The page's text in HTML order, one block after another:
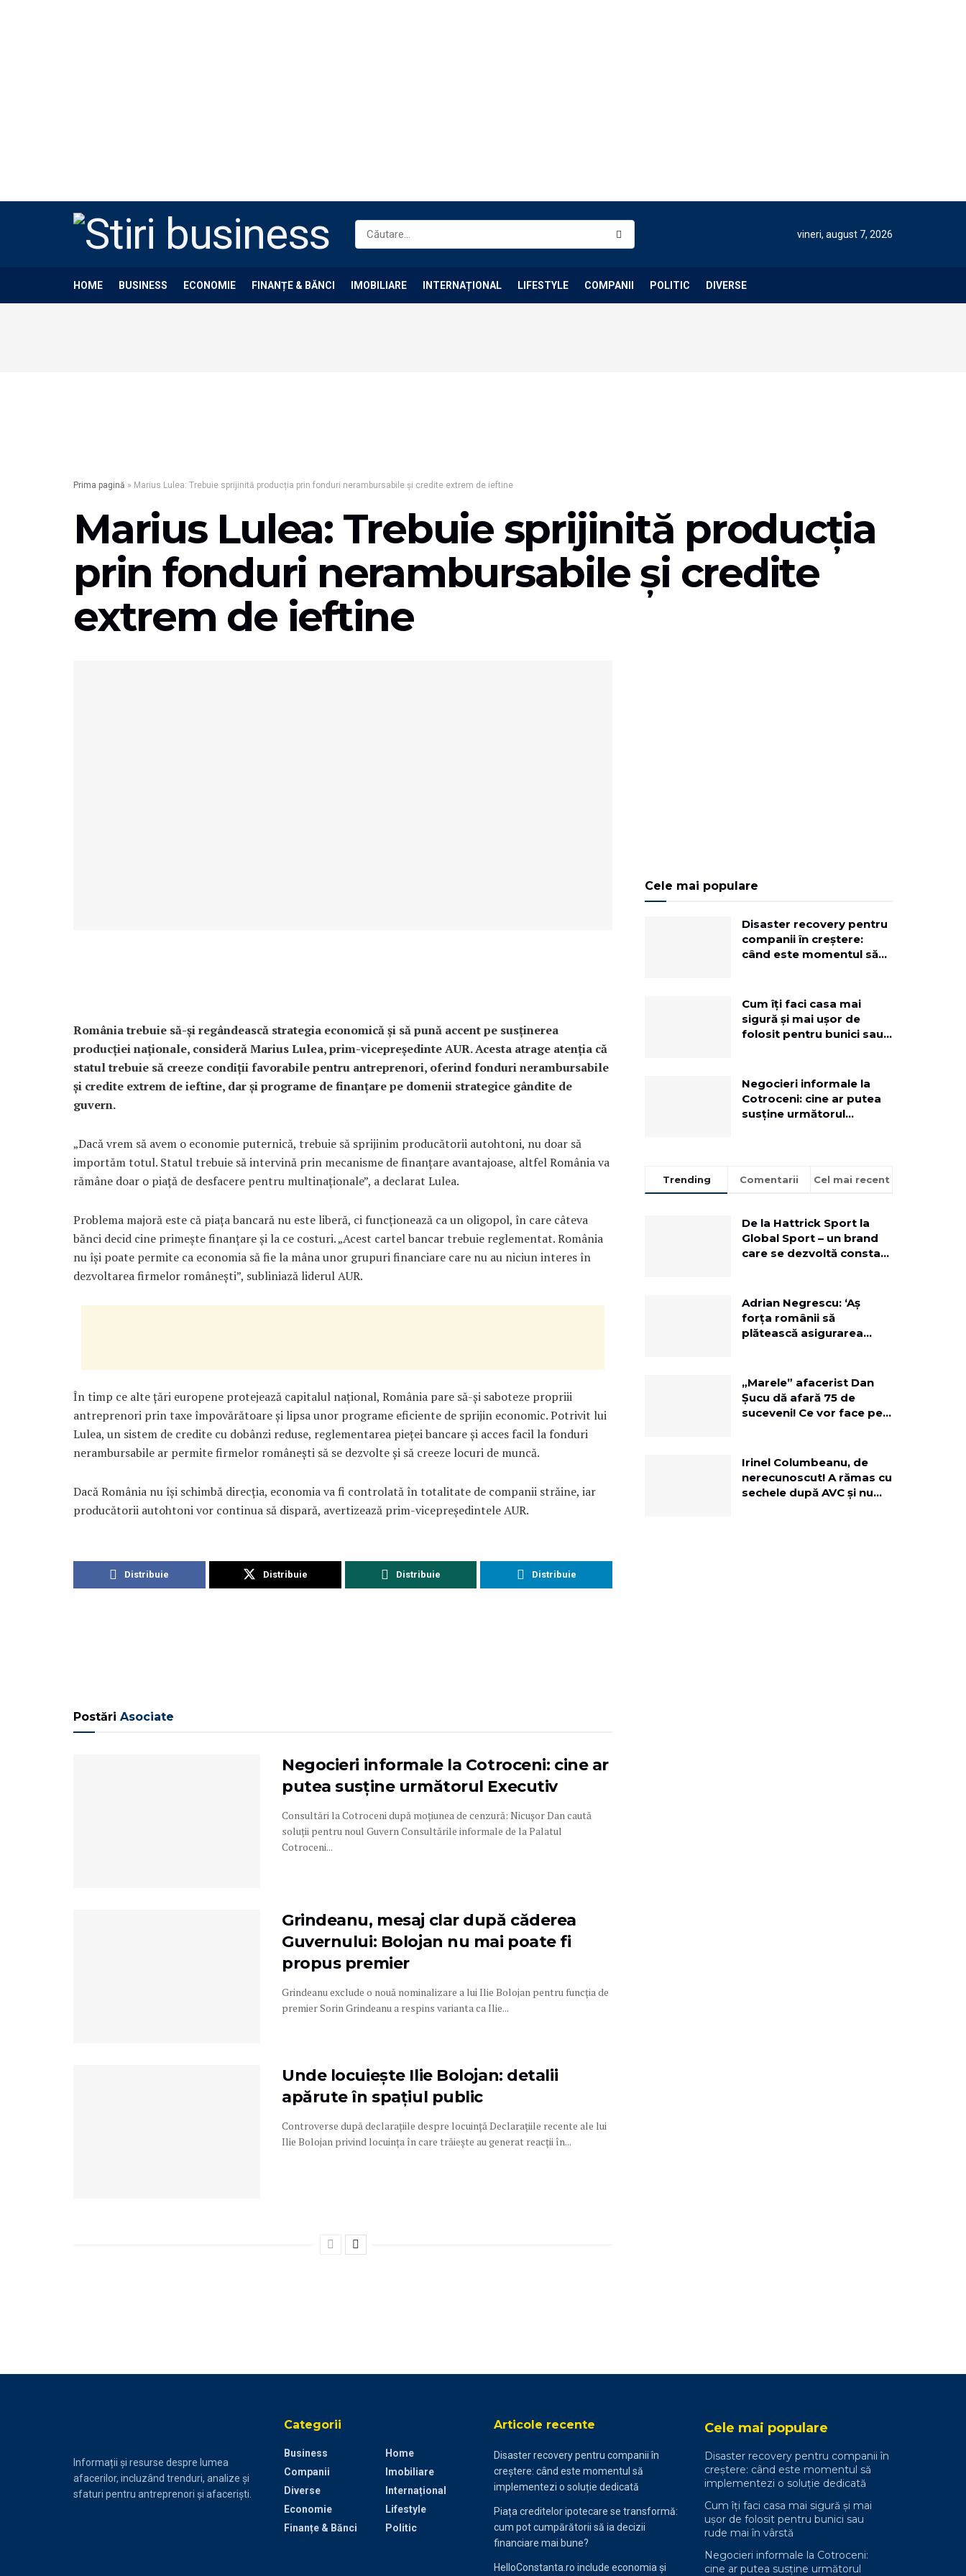
vineri, august 7, 2026
HOME BUSINESS ECONOMIE FINANȚE & BĂNCI IMOBILIARE INTERNAȚIONAL LIFESTYLE COMPANII POLITIC DIVERSE
Prima pagină » Marius Lulea: Trebuie sprijinită producția prin fonduri nerambursabile și credite extrem de ieftine
Marius Lulea: Trebuie sprijinită producția
prin fonduri nerambursabile și credite
extrem de ieftine
România trebuie să-și regândească strategia economică și să pună accent pe susținerea
producției naționale, consideră Marius Lulea, prim-vicepreședinte AUR. Acesta atrage atenția că
statul trebuie să creeze condiții favorabile pentru antreprenori, oferind fonduri nerambursabile
și credite extrem de ieftine, dar și programe de finanțare pe domenii strategice gândite de
guvern.
„Dacă vrem să avem o economie puternică, trebuie să sprijinim producătorii autohtoni, nu doar să
importăm totul. Statul trebuie să intervină prin mecanisme de finanțare avantajoase, altfel România va
rămâne doar o piață de desfacere pentru multinaționale”, a declarat Lulea.
Problema majoră este că piața bancară nu este liberă, ci funcționează ca un oligopol, în care câteva
bănci decid cine primește finanțare și la ce costuri. „Acest cartel bancar trebuie reglementat. România
nu își poate permite ca economia să fie la mâna unor grupuri financiare care nu au niciun interes în
dezvoltarea firmelor românești”, subliniază liderul AUR.
În timp ce alte țări europene protejează capitalul național, România pare să-și saboteze propriii
antreprenori prin taxe împovărătoare și lipsa unor programe eficiente de sprijin economic. Potrivit lui
Lulea, un sistem de credite cu dobânzi reduse, reglementarea pieței bancare și acces facil la fonduri
nerambursabile ar permite firmelor românești să se dezvolte și să creeze locuri de muncă.
Dacă România nu își schimbă direcția, economia va fi controlată în totalitate de companii străine, iar
producătorii autohtoni vor continua să dispară, avertizează prim-vicepreședintele AUR.
Distribuie Distribuie Distribuie Distribuie
Postări Asociate
Negocieri informale la Cotroceni: cine ar
putea susține următorul Executiv
Consultări la Cotroceni după moțiunea de cenzură: Nicușor Dan caută
soluții pentru noul Guvern Consultările informale de la Palatul
Cotroceni...
Grindeanu, mesaj clar după căderea
Guvernului: Bolojan nu mai poate fi
propus premier
Grindeanu exclude o nouă nominalizare a lui Ilie Bolojan pentru funcția de
premier Sorin Grindeanu a respins varianta ca Ilie...
Unde locuiește Ilie Bolojan: detalii
apărute în spațiul public
Controverse după declarațiile despre locuință Declarațiile recente ale lui
Ilie Bolojan privind locuința în care trăiește au generat reacții în...
Cele mai populare
Disaster recovery pentru
companii în creștere:
când este momentul să
Cum îți faci casa mai
sigură și mai ușor de
folosit pentru bunici sau
Negocieri informale la
Cotroceni: cine ar putea
susține următorul
Trending Comentarii Cel mai recent
De la Hattrick Sport la
Global Sport – un brand
care se dezvoltă constant
Adrian Negrescu: ‘Aș
forța românii să
plătească asigurarea
„Marele” afacerist Dan
Șucu dă afară 75 de
suceveni! Ce vor face pe
Irinel Columbeanu, de
nerecunoscut! A rămas cu
sechele după AVC și nu
Informații și resurse despre lumea
afacerilor, incluzând trenduri, analize și
sfaturi pentru antreprenori și afaceriști.
Categorii
Business
Companii
Diverse
Economie
Finanțe & Bănci
Home
Imobiliare
Internațional
Lifestyle
Politic
Articole recente
Disaster recovery pentru companii în
creștere: când este momentul să
implementezi o soluție dedicată
Piața creditelor ipotecare se transformă:
cum pot cumpărătorii să ia decizii
financiare mai bune?
HelloConstanta.ro include economia și
Cele mai populare
Disaster recovery pentru companii în
creștere: când este momentul să
implementezi o soluție dedicată
Cum îți faci casa mai sigură și mai
ușor de folosit pentru bunici sau
rude mai în vârstă
Negocieri informale la Cotroceni:
cine ar putea susține următorul